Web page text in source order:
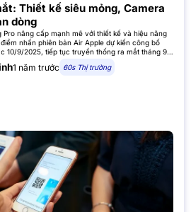
Thiết kế siêu mỏng, Camera
dòng
Pro nâng cấp mạnh mẽ với thiết kế và hiệu năng
nhấn phiên bản Air Apple dự kiến công bố
10/9/2025, tiếp tục truyền thống ra mắt tháng 9.
1 năm trước 60s Thị trường